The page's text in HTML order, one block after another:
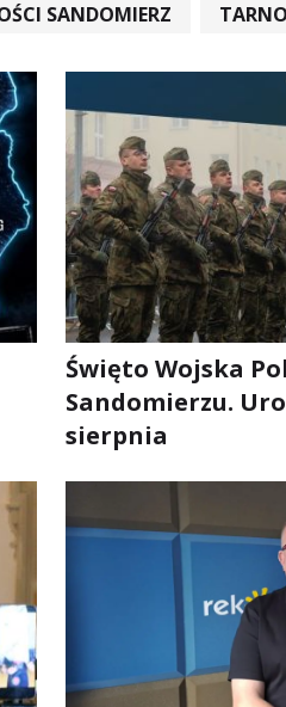
SANDOMIERZ
Święto Wojska
Sandomierzu.
sierpnia